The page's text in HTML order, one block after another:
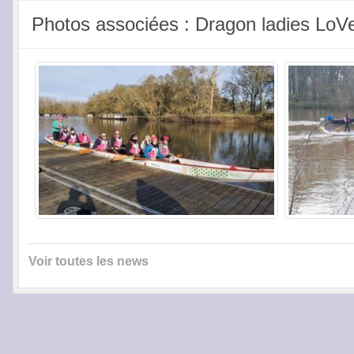
Photos associées : Dragon ladies
Voir toutes les news